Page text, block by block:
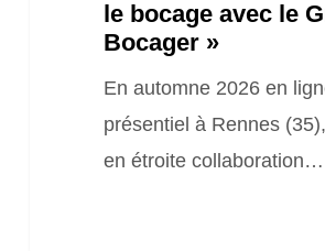
le bocage avec le
Bocager »
En automne 2026 en
présentiel à Rennes
en étroite collaboration…